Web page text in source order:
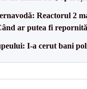
Reactorul 2
ar putea fi
I-a cerut bani